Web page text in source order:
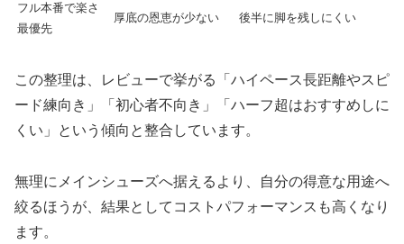
フル本番で楽さ
最優先
厚底の恩恵が少ない 後半に脚を残しにくい
この整理は、レビューで挙がる「ハイペース長距離やスピ
ード練向き」「初心者不向き」「ハーフ超はおすすめしに
くい」という傾向と整合しています。
無理にメインシューズへ据えるより、自分の得意な用途へ
絞るほうが、結果としてコストパフォーマンスも高くなり
ます。